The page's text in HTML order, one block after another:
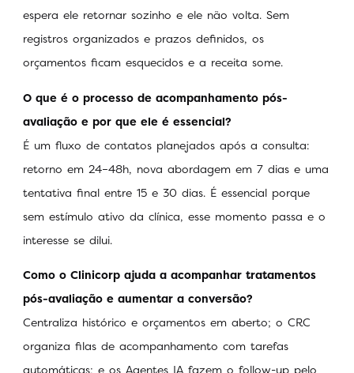
espera ele retornar sozinho e ele não volta. Sem
registros organizados e prazos definidos, os
orçamentos ficam esquecidos e a receita some.
O que é o processo de acompanhamento pós-
avaliação e por que ele é essencial?
É um fluxo de contatos planejados após a consulta:
retorno em 24–48h, nova abordagem em 7 dias e uma
tentativa final entre 15 e 30 dias. É essencial porque
sem estímulo ativo da clínica, esse momento passa e o
interesse se dilui.
Como o Clinicorp ajuda a acompanhar tratamentos
pós-avaliação e aumentar a conversão?
Centraliza histórico e orçamentos em aberto; o CRC
organiza filas de acompanhamento com tarefas
automáticas; e os Agentes IA fazem o follow-up pelo